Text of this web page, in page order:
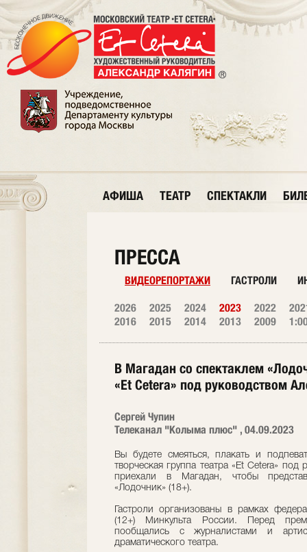
АФИША ТЕАТР СПЕКТАКЛИ
ПРЕССА
ВИДЕОРЕПОРТАЖИ ГАСТРОЛИ
2026 2025 2024 2023 2022
2016
2015 2014 2013 2009
В Магадан со спектаклем
«Et Сeterа» под руководством
Сергей Чупин
Телеканал "Колыма плюс" , 04.09.2023
Вы будете смеяться, плакать и
творческая группа театра «Et Сeterа»
приехали в Магадан, чтобы
«Лодочник» (18+).
Гастроли организованы в рамках
(12+) Минкульта России. Перед
пообщались с журналистами и
драматического театра.